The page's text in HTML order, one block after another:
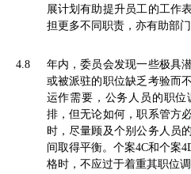
展计划有助提升员工的工作
担更多不同职责，亦有助部
4.8
年内，委员会发现一些极具
或被派驻的职位缺乏考验而
运作需要，公务人员的职
排，但无论如何，职系管方
时，尽量顾及个别公务人员
间取得平衡。个案4C和个案
格时，不应过于着重其职位调